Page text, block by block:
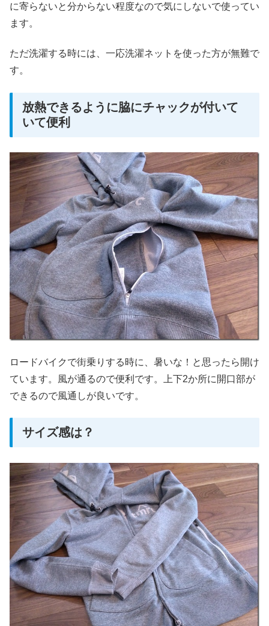
に寄らないと分からない程度なので気にしないで使ってい
ます。
ただ洗濯する時には、一応洗濯ネットを使った方が無難で
す。
放熱できるように脇にチャックが付いて
いて便利
ロードバイクで街乗りする時に、暑いな！と思ったら開け
ています。風が通るので便利です。上下2か所に開口部が
できるので風通しが良いです。
サイズ感は？